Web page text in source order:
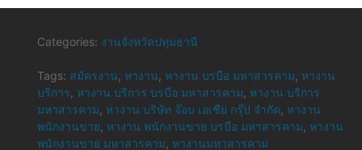
Categories: งานจังหวัดปทุมธานี
Tags: สมัครงาน หางาน หางาน บรบือ มหาสารคาม หางาน
บริการ หางาน บริการ บรบือ มหาสารคาม หางาน บริการ
มหาสารคาม หางาน บริษัท จ๊อบ เอเชีย กรุ๊ป จำกัด หางาน
พนักงานขาย หางาน พนักงานขาย บรบือ มหาสารคาม หางาน
พนักงานขาย มหาสารคาม หางานมหาสารคาม